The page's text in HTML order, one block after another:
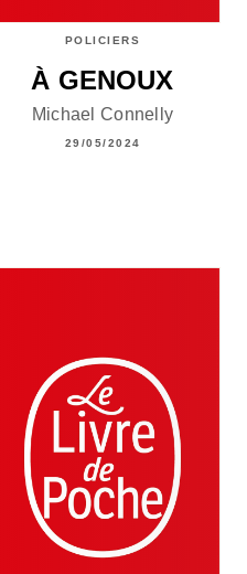
POLICIERS
À GENOUX
Michael Connelly
29/05/2024